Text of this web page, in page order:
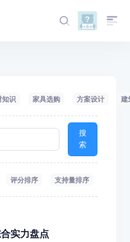
知识 家具选购 方案设计 建
搜
索
评分排序 支持量排序
实力盘点